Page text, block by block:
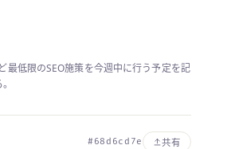
低限のSEO施策を今週中に行う予定を記
#68d6cd7e 共有